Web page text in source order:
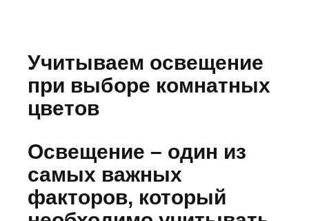
Учитываем освещение
при выборе комнатных
цветов
Освещение – один из
самых важных
факторов, который